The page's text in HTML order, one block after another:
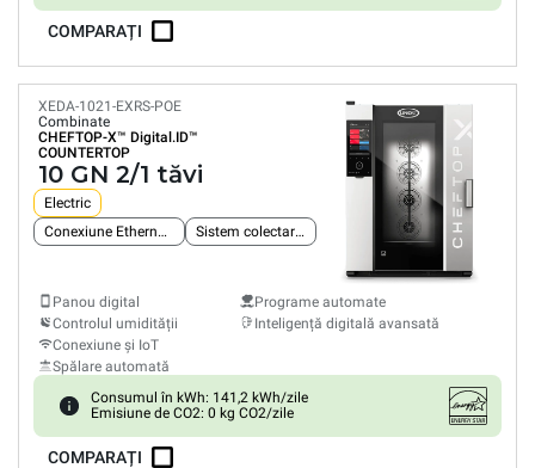
COMPARAȚI
XEDA-1021-EXRS-POE
Combinate
CHEFTOP-X™ Digital.ID™
COUNTERTOP
10 GN 2/1 tăvi
Electric
Conexiune Ethernet integrată
Sistem colectare grăsimi
Panou digital
Controlul umidității
Conexiune și IoT
Spălare automată
Programe automate
Inteligență digitală avansată
Consumul în kWh: 141,2 kWh/zile
Emisiune de CO2: 0 kg CO2/zile
COMPARAȚI